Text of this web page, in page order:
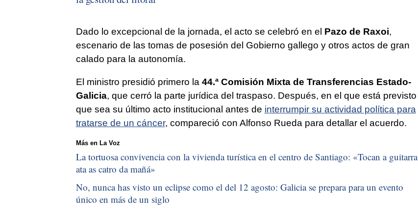
Dado lo excepcional de la jornada, el acto se celebró en el Pazo de Raxoi,
escenario de las tomas de posesión del Gobierno gallego y otros actos de gran
calado para la autonomía.
El ministro presidió primero la 44.ª Comisión Mixta de Transferencias Estado-
Galicia, que cerró la parte jurídica del traspaso. Después, en el que está previsto
que sea su último acto institucional antes de interrumpir su actividad política para
tratarse de un cáncer, compareció con Alfonso Rueda para detallar el acuerdo.
Más en La Voz
La tortuosa convivencia con la vivienda turística en el centro de Santiago: «Tocan a guitarra
ata as catro da mañá»
No, nunca has visto un eclipse como el del 12 agosto: Galicia se prepara para un evento
único en más de un siglo